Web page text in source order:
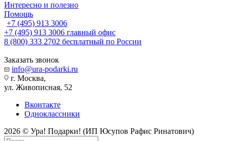
Интересно и полезно
Помощь
+7 (495) 913 3006
+7 (495) 913 3006 главный офис
8 (800) 333 2702 бесплатный по России
Заказать звонок
info@ura-podarki.ru
г. Москва,
ул. Живописная, 52
Вконтакте
Одноклассники
2026 © Ура! Подарки! (ИП Юсупов Рафис Ринатович)